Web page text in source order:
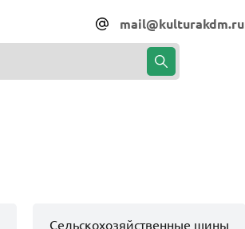
mail@kulturakdm.ru
Сельскохозяйственные шины